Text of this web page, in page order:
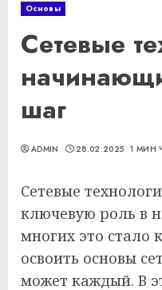
Основы
Сетевые
шаг
ADMIN 28.02.2025 1 МИН
Сетевые
ключевую роль в
многих это стало
освоить основы
может каждый. В